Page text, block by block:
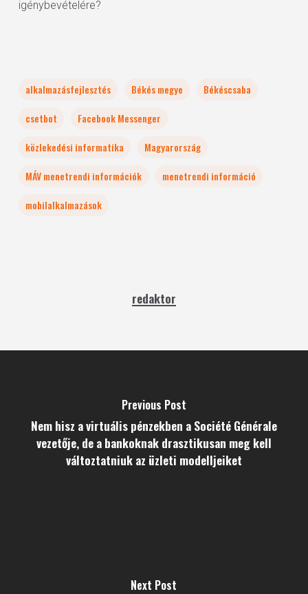
igénybevételére?
alkalmazásfejlesztés Békés megye
Békéscsaba
csetbot
Facebook Messenger
közlekedési informatika
Magyarország
MÁV menetrendi információk
menetrendi információ
mobilalkalmazások
redaktor
Previous Post
Nem hisz a virtuális pénzekben a Société Générale
vezetője, de a bankoknak drasztikusan meg kell
változtatniuk az üzleti modelljeiket
Next Post